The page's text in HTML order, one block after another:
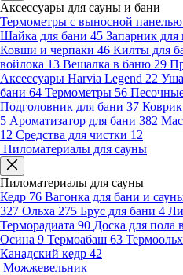
Аксессуары для сауны и бани
Термометры с выносной панелью
Шайка для бани 45 Запарник для
Ковши и черпаки 46 Килты для
войлока 13 Вешалка в баню 29
Аксессуары Harvia Legend 22
бани 64 Термометры 56
Подголовник для бани 37
5 Ароматизатор для бани 382
12 Средства для чистки 12
Пиломатериалы для сауны
Пиломатериалы для сауны
Кедр 76 Вагонка для бани и
327 Ольха 275 Брус для бани 4
Терморадиата 90 Доска для пола
Осина 9 Термоабаш 63
Канадский кедр 42
Можжевельник